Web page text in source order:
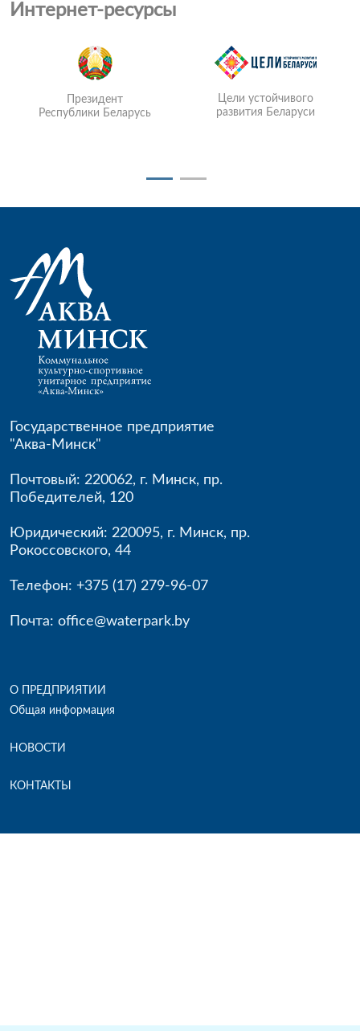
Интернет-ресурсы
Президент
Республики Беларусь
Цели устойчивого
развития Беларуси
Государственное предприятие
"Аква-Минск"
Почтовый: 220062, г. Минск, пр.
Победителей, 120
Юридический: 220095, г. Минск, пр.
Рокоссовского, 44
Телефон: +375 (17) 279-96-07
Почта: office@waterpark.by
О ПРЕДПРИЯТИИ
Общая информация
НОВОСТИ
КОНТАКТЫ